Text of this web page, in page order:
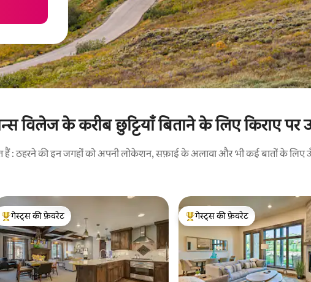
विलेज के करीब छुट्टियाँ बिताने के लिए किराए
हैं : ठहरने की इन जगहों को अपनी लोकेशन, सफ़ाई के अलावा और भी कई बातों के लिए
गेस्ट्स का टॉप फ़ेवरेट
गेस्ट्स की फ़ेवरेट
गेस्ट्स का टॉप फ़ेवरेट
गेस्ट्स की फ़ेवरेट